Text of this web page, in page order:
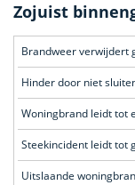
Zojuist
Brandweer verwijdert
Hinder door niet
Steekincident leidt tot
Uitslaande